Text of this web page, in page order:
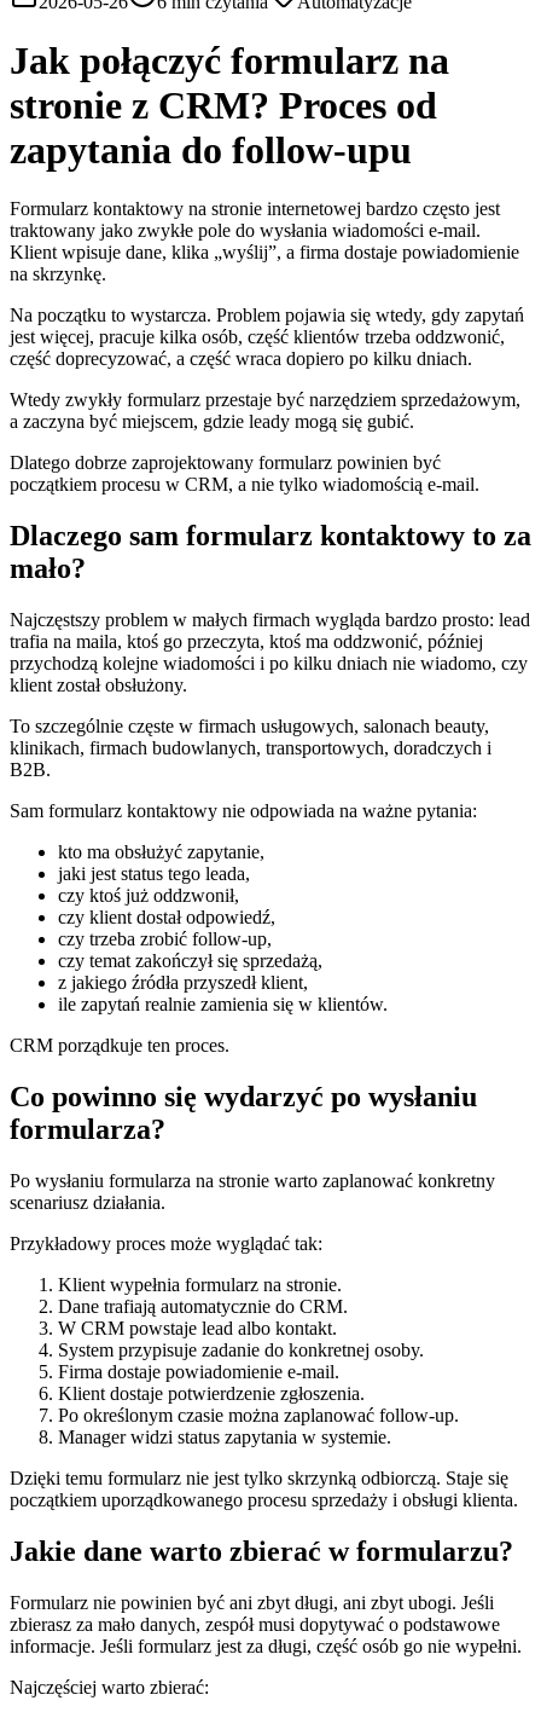
Jak połączyć formularz na
stronie z CRM? Proces od
zapytania do follow-upu
Formularz kontaktowy na stronie internetowej bardzo często jest
traktowany jako zwykłe pole do wysłania wiadomości e-mail.
Klient wpisuje dane, klika „wyślij”, a firma dostaje powiadomienie
na skrzynkę.
Na początku to wystarcza. Problem pojawia się wtedy, gdy zapytań
jest więcej, pracuje kilka osób, część klientów trzeba oddzwonić,
część doprecyzować, a część wraca dopiero po kilku dniach.
Wtedy zwykły formularz przestaje być narzędziem sprzedażowym,
a zaczyna być miejscem, gdzie leady mogą się gubić.
Dlatego dobrze zaprojektowany formularz powinien być
początkiem procesu w CRM, a nie tylko wiadomością e-mail.
Dlaczego sam formularz kontaktowy to za
mało?
Najczęstszy problem w małych firmach wygląda bardzo prosto: lead
trafia na maila, ktoś go przeczyta, ktoś ma oddzwonić, później
przychodzą kolejne wiadomości i po kilku dniach nie wiadomo, czy
klient został obsłużony.
To szczególnie częste w firmach usługowych, salonach beauty,
klinikach, firmach budowlanych, transportowych, doradczych i
B2B.
Sam formularz kontaktowy nie odpowiada na ważne pytania:
kto ma obsłużyć zapytanie,
jaki jest status tego leada,
czy ktoś już oddzwonił,
czy klient dostał odpowiedź,
czy trzeba zrobić follow-up,
czy temat zakończył się sprzedażą,
z jakiego źródła przyszedł klient,
ile zapytań realnie zamienia się w klientów.
CRM porządkuje ten proces.
Co powinno się wydarzyć po wysłaniu
formularza?
Po wysłaniu formularza na stronie warto zaplanować konkretny
scenariusz działania.
Przykładowy proces może wyglądać tak:
Klient wypełnia formularz na stronie.
Dane trafiają automatycznie do CRM.
W CRM powstaje lead albo kontakt.
System przypisuje zadanie do konkretnej osoby.
Firma dostaje powiadomienie e-mail.
Klient dostaje potwierdzenie zgłoszenia.
Po określonym czasie można zaplanować follow-up.
Manager widzi status zapytania w systemie.
Dzięki temu formularz nie jest tylko skrzynką odbiorczą. Staje się
początkiem uporządkowanego procesu sprzedaży i obsługi klienta.
Jakie dane warto zbierać w formularzu?
Formularz nie powinien być ani zbyt długi, ani zbyt ubogi. Jeśli
zbierasz za mało danych, zespół musi dopytywać o podstawowe
informacje. Jeśli formularz jest za długi, część osób go nie wypełni.
Najczęściej warto zbierać: